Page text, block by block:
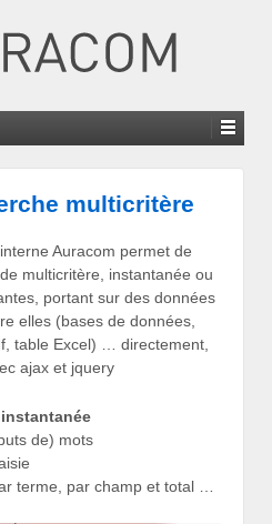
multicritère
Auracom permet de
multicritère, instantanée ou
portant sur des données
elles (bases de données,
table Excel) … directement,
ajax et jquery
de) mots
terme, par champ et total …